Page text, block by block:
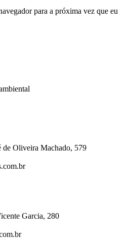
para a próxima vez que eu
de Oliveira Machado, 579
Garcia, 280